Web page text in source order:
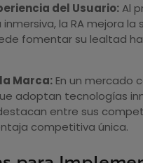
del Usuario: Al
la RA mejora la
fomentar su lealtad
Marca: En un mercado
adoptan tecnologías
entre sus
competitiva única.